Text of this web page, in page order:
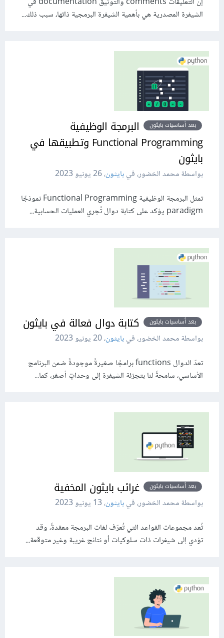
الشيفرة المصدرية هي بأهمية الشيفرة البرمجية ذاتها، سبب ذلك...
بعد أساسيات بايثون
البرمجة الوظيفية
Functional Programming وتطبيقها في
بايثون
بواسطة محمد الخضور، فيبايثون،26 يونيو 2023
تمثل البرمجة الوظيفية Functional Programming نموذجًا
paradigm يؤكد على كتابة دوال تُجري العمليات الحسابية...
بعد أساسيات بايثون كتابة دوال فعالة في بايثون
بواسطة محمد الخضور، فيبايثون،20 يونيو 2023
تعدّ الدوال functions برامجًا صغيرةً موجودةً ضمن البرنامج
الأساسي، سامحةً لنا بتجزئة الشيفرة إلى وحداتٍ أصغر، كما...
بعد أساسيات بايثون غرائب بايثون المخفية
بواسطة محمد الخضور، فيبايثون،13 يونيو 2023
تُعد مجموعات القواعد التي تُعرّف لغات البرمجة معقدةً، وقد
تؤدي إلى شيفرات ذات سلوكيات أو نتائج غريبة وغير متوقعة...